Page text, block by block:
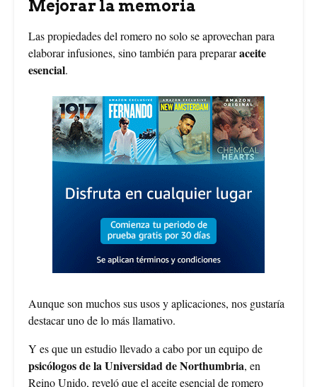
Mejorar la memoria
Las propiedades del romero no solo se aprovechan para
elaborar infusiones, sino también para prepararaceite
esencial.
Aunque son muchos sus usos y aplicaciones, nos gustaría
destacar uno de lo más llamativo.
Y es que un estudio llevado a cabo por un equipo de
psicólogos de la Universidad de Northumbria, en
Reino Unido, reveló que el aceite esencial de romero